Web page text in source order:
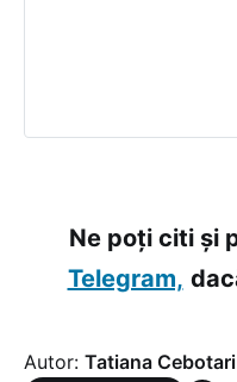
Ne poți citi și
Telegram,
Autor: Tatiana Cebotari